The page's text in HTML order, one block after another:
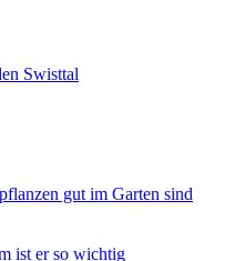
Swisttal
gut im Garten sind
ist er so wichtig